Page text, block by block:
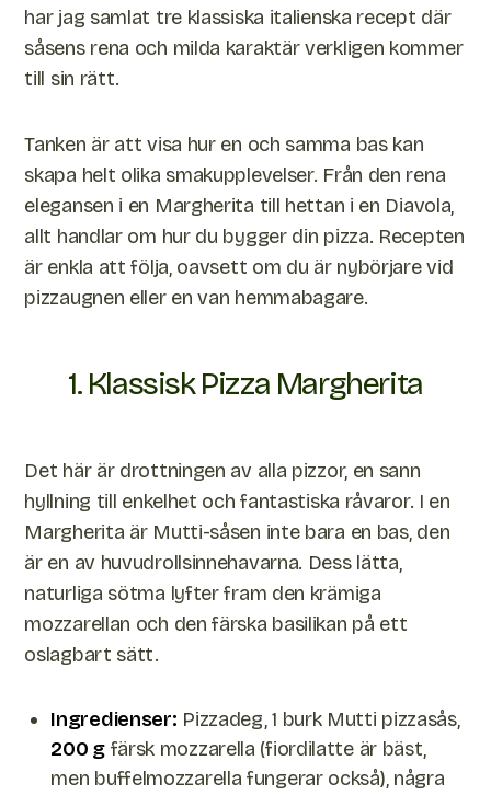
har jag samlat tre klassiska italienska recept där
såsens rena och milda karaktär verkligen kommer
till sin rätt.
Tanken är att visa hur en och samma bas kan
skapa helt olika smakupplevelser. Från den rena
elegansen i en Margherita till hettan i en Diavola,
allt handlar om hur du bygger din pizza. Recepten
är enkla att följa, oavsett om du är nybörjare vid
pizzaugnen eller en van hemmabagare.
1. Klassisk Pizza Margherita
Det här är drottningen av alla pizzor, en sann
hyllning till enkelhet och fantastiska råvaror. I en
Margherita är Mutti-såsen inte bara en bas, den
är en av huvudrollsinnehavarna. Dess lätta,
naturliga sötma lyfter fram den krämiga
mozzarellan och den färska basilikan på ett
oslagbart sätt.
Ingredienser: Pizzadeg, 1 burk Mutti pizzasås,
200 gfärsk mozzarella (fiordilatte är bäst,
men buffelmozzarella fungerar också), några